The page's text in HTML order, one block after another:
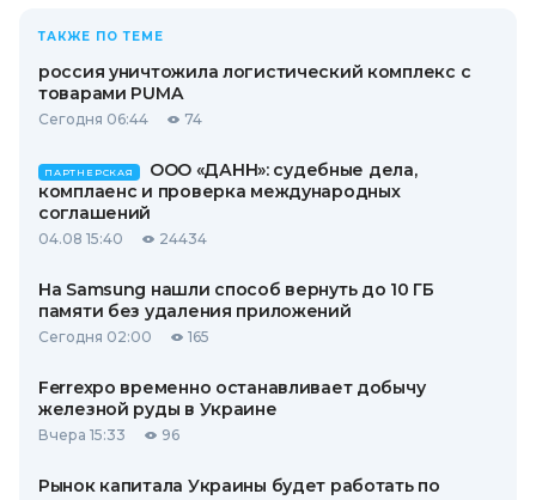
ТАКЖЕ ПО ТЕМЕ
россия уничтожила логистический комплекс с
товарами PUMA
Сегодня 06:44 74
ПАРТНЕРСКАЯ
ООО «ДАНН»: судебные дела,
комплаенс и проверка международных
соглашений
04.08 15:40 24434
На Samsung нашли способ вернуть до 10 ГБ
памяти без удаления приложений
Сегодня 02:00 165
Ferrexpo временно останавливает добычу
железной руды в Украине
Вчера 15:33 96
Рынок капитала Украины будет работать по